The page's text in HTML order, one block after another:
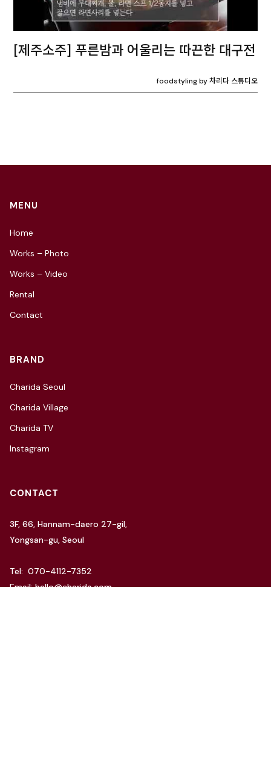
[제주소주] 푸른밤과 어울리는 따끈한 대구전
foodstyling by 차리다 스튜디오
MENU
Home
Works – Photo
Works – Video
Rental
Contact
BRAND
Charida Seoul
Charida Village
Charida TV
Instagram
CONTACT
3F, 66, Hannam-daero 27-gil,
Yongsan-gu, Seoul
Tel: 070-4112-7352
Email: hello@charida.com